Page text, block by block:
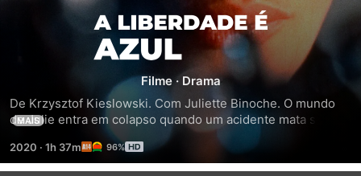
A
Liberdade
É
Azul
Filme · Drama
De Krzysztof Kieslowski. Com Juliette Binoche. O mundo
de Julie entra em colapso quando um acidente mata seu
marido e filha. Ela desiste de tudo como forma de luto, até
que é salva pela música, e se propõe a terminar a sinfonia
que seu marido iniciou.
MAIS
2020 · 1h 37m 96%